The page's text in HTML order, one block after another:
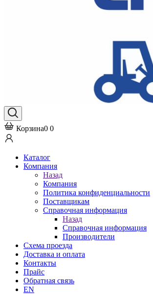
Корзина0 0
Каталог
Компания
Назад
Компания
Политика конфиденциальности
Поставщикам
Справочная информация
Назад
Справочная информация
Производители
Схема проезда
Доставка и оплата
Контакты
Прайс
Обратная связь
EN